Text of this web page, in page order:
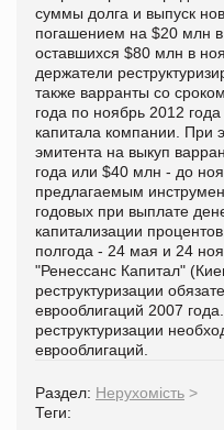
суммы долга и выпуск
погашением на $20 млн
оставшихся $80 млн в
держатели
также варранты со
года по ноябрь 2012
капитала компании. При
эмитента на выкуп
года или $40 млн - до
предлагаемым
годовых при выплате
капитализации
полгода - 24 мая и 24
"Ренессанс Капитал"
реструктуризации
еврооблигаций 2007
реструктуризации
еврооблигаций.
Раздел: Нерухомість >
Теги: